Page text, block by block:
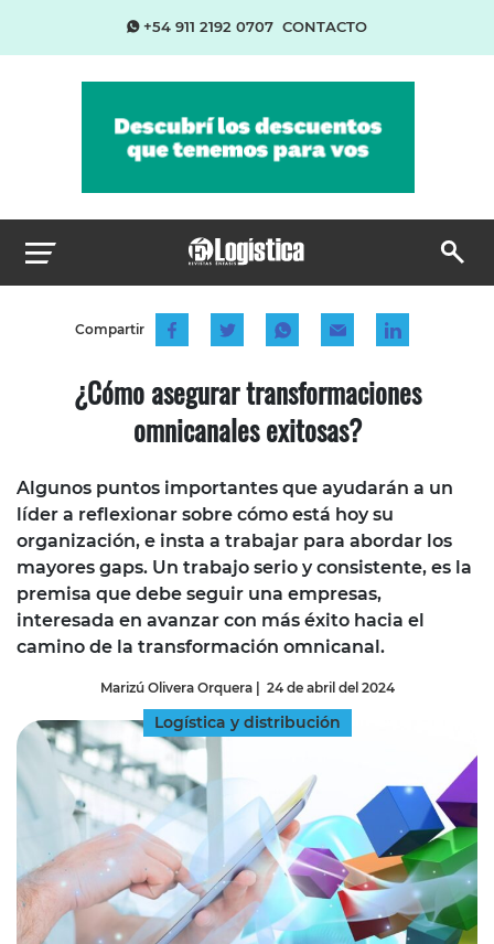
+54 911 2192 0707 CONTACTO
Compartir
¿Cómo asegurar transformaciones
omnicanales exitosas?
Algunos puntos importantes que ayudarán a un
líder a reflexionar sobre cómo está hoy su
organización, e insta a trabajar para abordar los
mayores gaps. Un trabajo serio y consistente, es la
premisa que debe seguir una empresas,
interesada en avanzar con más éxito hacia el
camino de la transformación omnicanal.
Marizú Olivera Orquera| 24 de abril del 2024
Logística y distribución